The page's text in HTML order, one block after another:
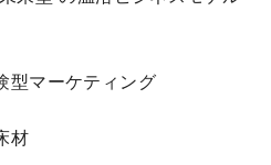
型マーケティング
材